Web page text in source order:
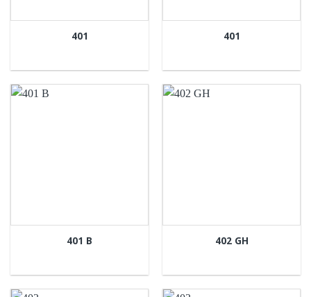
401 401
401 B 402 GH